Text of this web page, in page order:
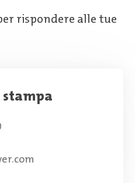
rispondere alle tue